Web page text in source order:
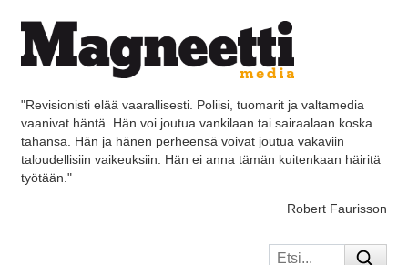
"Revisionisti elää vaarallisesti. Poliisi, tuomarit ja valtamedia
vaanivat häntä. Hän voi joutua vankilaan tai sairaalaan koska
tahansa. Hän ja hänen perheensä voivat joutua vakaviin
taloudellisiin vaikeuksiin. Hän ei anna tämän kuitenkaan häiritä
työtään."
Robert Faurisson